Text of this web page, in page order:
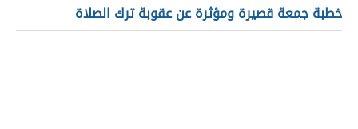
خطبة جمعة قصيرة ومؤثرة عن عقوبة ترك الصلاة